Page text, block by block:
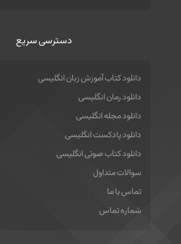
دسترسی سریع
دانلود کتاب آموزش زبان انگلیسی
دانلود رمان انگلیسی
دانلود مجله انگلیسی
دانلود پادکست انگلیسی
دانلود کتاب صوتی انگلیسی
سوالات متداول
تماس با ما
شماره تماس